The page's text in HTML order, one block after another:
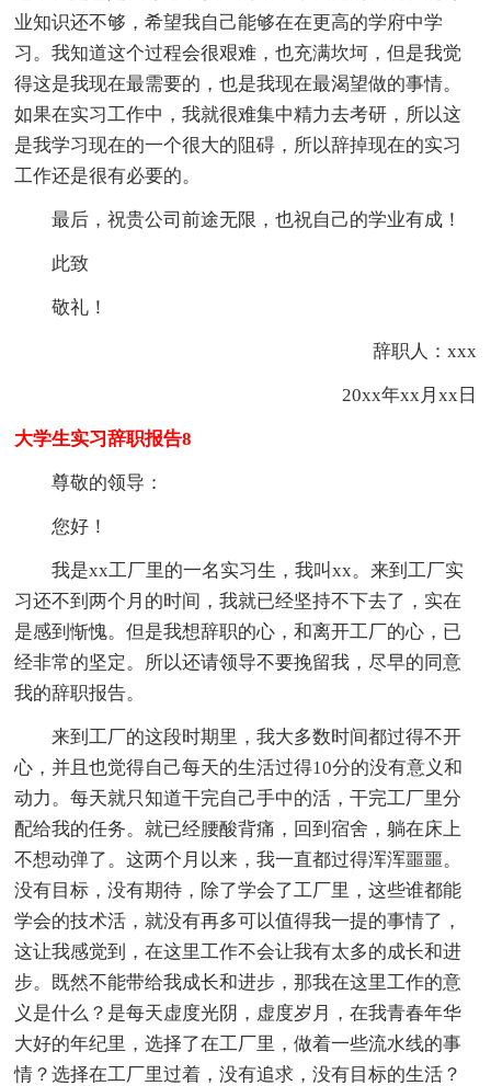
业知识还不够，希望我自己能够在在更高的学府中学
习。我知道这个过程会很艰难，也充满坎坷，但是我觉
得这是我现在最需要的，也是我现在最渴望做的事情。
如果在实习工作中，我就很难集中精力去考研，所以这
是我学习现在的一个很大的阻碍，所以辞掉现在的实习
工作还是很有必要的。
最后，祝贵公司前途无限，也祝自己的学业有成！
此致
敬礼！
辞职人：xxx
20xx年xx月xx日
大学生实习辞职报告8
尊敬的领导：
您好！
我是xx工厂里的一名实习生，我叫xx。来到工厂实
习还不到两个月的时间，我就已经坚持不下去了，实在
是感到惭愧。但是我想辞职的心，和离开工厂的心，已
经非常的坚定。所以还请领导不要挽留我，尽早的同意
我的辞职报告。
来到工厂的这段时期里，我大多数时间都过得不开
心，并且也觉得自己每天的生活过得10分的没有意义和
动力。每天就只知道干完自己手中的活，干完工厂里分
配给我的任务。就已经腰酸背痛，回到宿舍，躺在床上
不想动弹了。这两个月以来，我一直都过得浑浑噩噩。
没有目标，没有期待，除了学会了工厂里，这些谁都能
学会的技术活，就没有再多可以值得我一提的事情了，
这让我感觉到，在这里工作不会让我有太多的成长和进
步。既然不能带给我成长和进步，那我在这里工作的意
义是什么？是每天虚度光阴，虚度岁月，在我青春年华
大好的年纪里，选择了在工厂里，做着一些流水线的事
情？选择在工厂里过着，没有追求，没有目标的生活？